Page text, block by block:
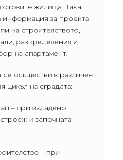
жилища. Така
информация за проекта
на строителството,
разпределения и
на апартамент.
осъществи в различен
цикъл на сградата:
– при издадено
и започната
– при